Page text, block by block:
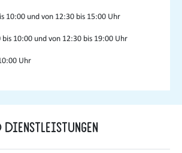
10:00 und von 12:30 bis 15:00 Uhr
bis 10:00 und von 12:30 bis 19:00 Uhr
Uhr
Dienstleistungen